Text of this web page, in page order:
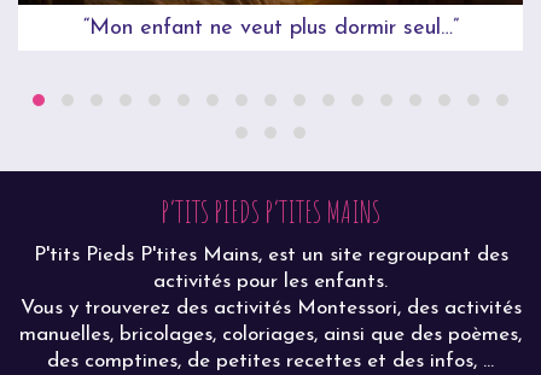
“Mon enfant ne veut plus dormir seul…”
P’TITS PIEDS P’TITES MAINS
P'tits Pieds P'tites Mains, est un site regroupant des
activités pour les enfants.
Vous y trouverez des activités Montessori, des activités
manuelles, bricolages, coloriages, ainsi que des poèmes,
des comptines, de petites recettes et des infos, ...